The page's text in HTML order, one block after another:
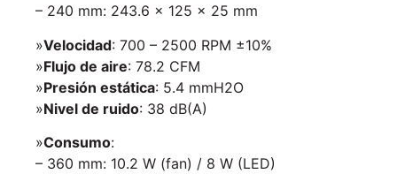
– 240 mm: 243.6 x 125 x 25 mm
»Velocidad: 700 – 2500 RPM ±10%
»Flujo de aire: 78.2 CFM
»Presión estática: 5.4 mmH2O
»Nivel de ruido: 38 dB(A)
»Consumo:
– 360 mm: 10.2 W (fan) / 8 W (LED)